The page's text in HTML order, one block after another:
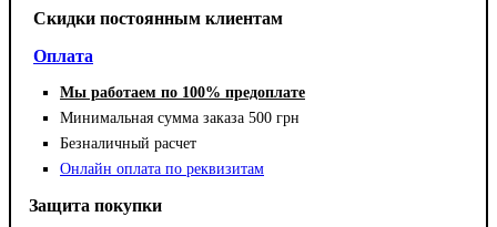
Cкидки постоянным клиентам
Оплата
Мы работаем по 100% предоплате
Минимальная сумма заказа 500 грн
Безналичный расчет
Онлайн оплата по реквизитам
Защита покупки